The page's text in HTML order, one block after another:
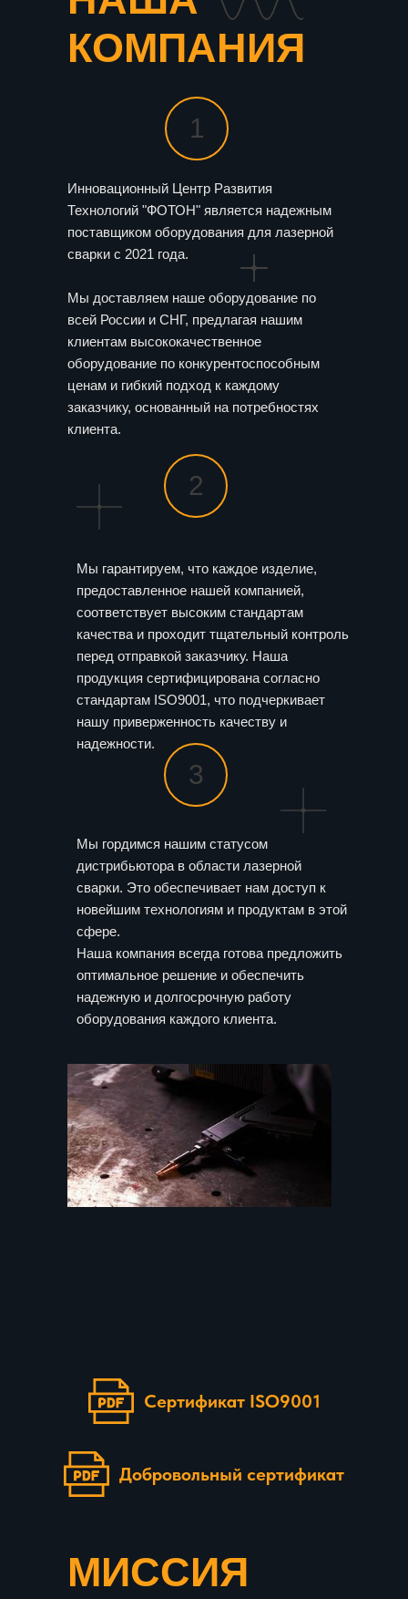
1
2
КОМПАНИЯ
Инновационный Центр Развития
Технологий "ФОТОН" является надежным
поставщиком оборудования для лазерной
сварки с 2021 года.
Мы доставляем наше оборудование по
всей России и СНГ, предлагая нашим
клиентам высококачественное
оборудование по конкурентоспособным
ценам и гибкий подход к каждому
заказчику, основанный на потребностях
клиента.
Мы гарантируем, что каждое изделие,
предоставленное нашей компанией,
соответствует высоким стандартам
качества и проходит тщательный контроль
перед отправкой заказчику. Наша
продукция сертифицирована согласно
стандартам ISO9001, что подчеркивает
нашу приверженность качеству и
надежности.
Мы гордимся нашим статусом
дистрибьютора в области лазерной
сварки. Это обеспечивает нам доступ к
новейшим технологиям и продуктам в этой
сфере.
Наша компания всегда готова предложить
оптимальное решение и обеспечить
надежную и долгосрочную работу
оборудования каждого клиента.
3
Сертификат ISO9001
Добровольный сертификат
МИССИЯ